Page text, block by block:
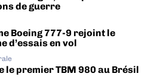
de guerre
Boeing 777-9 rejoint le
d’essais en vol
le premier TBM 980 au Brésil